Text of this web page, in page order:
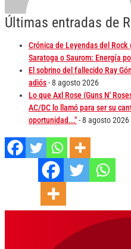
Últimas entradas de
Crónica de Leyendas del
Saratoga o Saurom: Energía
El sobrino del fallecido Ray
adiós- 8 agosto 2026
Lo que Axl Rose (Guns N'
AC/DC lo llamó para ser su
oportunidad..."- 8 agosto 2026